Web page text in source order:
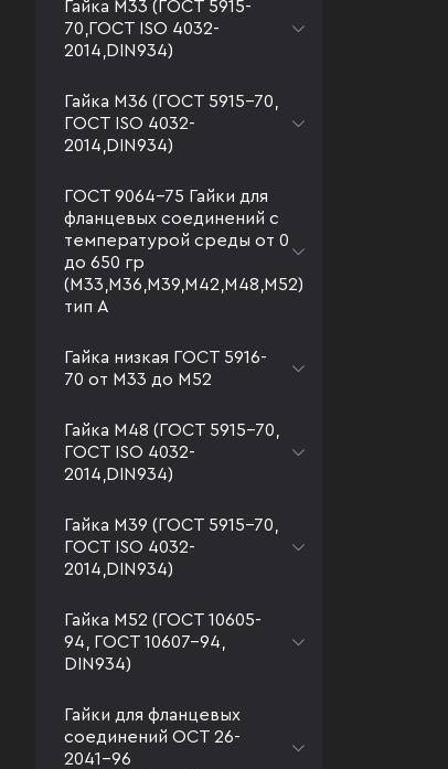
Гайка М33 (ГОСТ 5915-
70,ГОСТ ISO 4032-
2014,DIN934)
Гайка М36 (ГОСТ 5915-70,
ГОСТ ISO 4032-
2014,DIN934)
ГОСТ 9064-75 Гайки для
фланцевых соединений с
температурой среды от 0
до 650 гр
(М33,М36,М39,М42,М48,М52)
тип А
Гайка низкая ГОСТ 5916-
70 от М33 до М52
Гайка М48 (ГОСТ 5915-70,
ГОСТ ISO 4032-
2014,DIN934)
Гайка М39 (ГОСТ 5915-70,
ГОСТ ISO 4032-
2014,DIN934)
Гайка М52 (ГОСТ 10605-
94, ГОСТ 10607-94,
DIN934)
Гайки для фланцевых
соединений ОСТ 26-
2041-96